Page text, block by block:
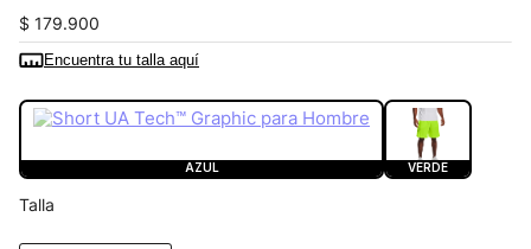
$ 179.900
Encuentra tu talla aquí
AZUL VERDE
Talla